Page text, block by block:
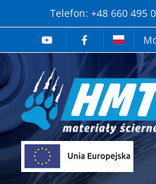
to
Telefon: +48 660 495